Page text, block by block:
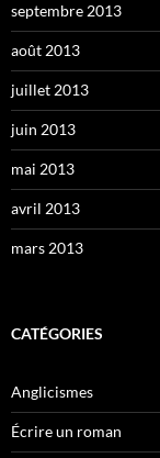
septembre 2013
août 2013
juillet 2013
juin 2013
mai 2013
avril 2013
mars 2013
CATÉGORIES
Anglicismes
Écrire un roman